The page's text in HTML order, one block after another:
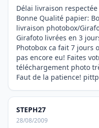
Délai livraison
Bonne Qualité papier:
livraison photobox/
Girafoto livrées en 3
Photobox ca fait 7 jours
pas encore eu! Faites
téléchargement photo
Faut de la patience!
STEPH27
28/08/2009